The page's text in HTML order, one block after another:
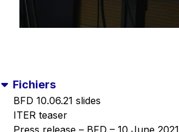
Fichiers
BFD 10.06.21 slides
ITER teaser
Press release – BFD – 10 June 2021